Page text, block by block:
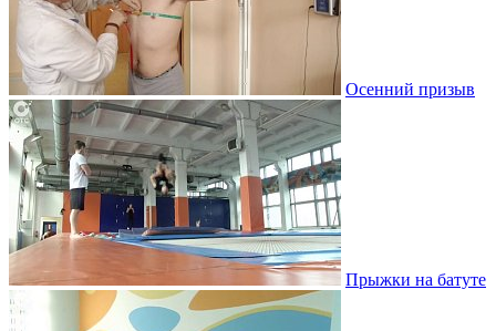
Осенний призыв
Прыжки на батуте